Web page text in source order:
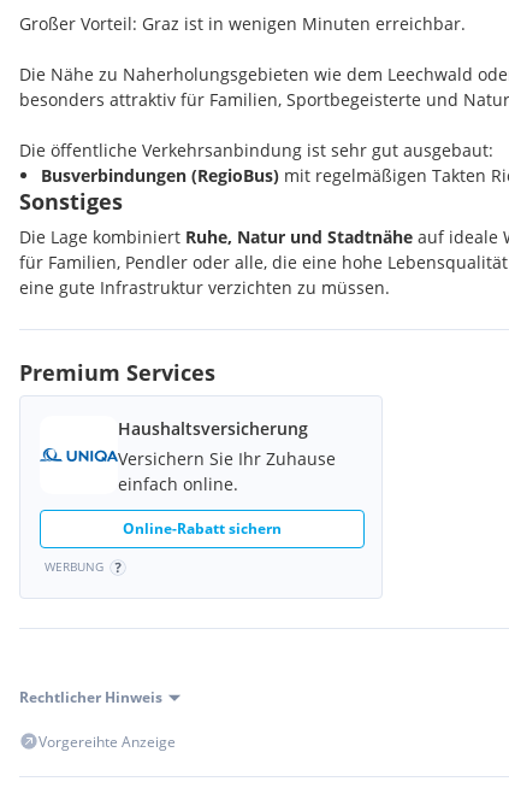
Nutzen Sie diese seltene Gelegenheit, ein Haus mit
zu erwerben!
Für weitere Informationen oder einen Besichtigungstermin
Verfügung.
Kontaktdaten:
Cristian Covaciu BSc.
cristian.covaciu@consure.at
+436644157888
Großer Vorteil: Graz ist in wenigen Minuten erreichbar.
Die Nähe zu Naherholungsgebieten wie dem Leechwald
besonders attraktiv für Familien, Sportbegeisterte und
Die öffentliche Verkehrsanbindung ist sehr gut ausgebaut:
Busverbindungen (RegioBus) mit regelmäßigen Takten
S-Bahn-Anschluss (S3)
B. Murpark in ca. 6 Minuten)
Gute Umsteigemöglichkeiten zu weiteren Stadtbuslinien
Seit der Netzerweiterung verkehren Busse teils im
Lage auch für Pendler attraktiv macht.
Durch die Nähe zur Stadt Graz sowie zur Autobahn (A2) ist
gut angebunden. Gleichzeitig liegt das Objekt abseits von
eine angenehme Wohnruhe sorgt.
Sonstiges
Die Lage kombiniert Ruhe, Natur und Stadtnähe auf ideale
für Familien, Pendler oder alle, die eine hohe
eine gute Infrastruktur verzichten zu müssen.
Premium Services
Haushaltsversicherung
Versichern Sie Ihr Zuhause
einfach online.
Online-Rabatt sichern
WERBUNG
Rechtlicher Hinweis
Vorgereihte Anzeige